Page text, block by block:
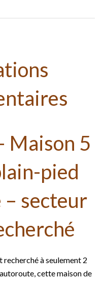
Maison 5
pied
– secteur
recherché à seulement 2
cette maison de